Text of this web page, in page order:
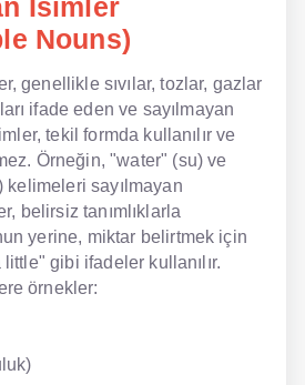
İsimler
Nouns)
genellikle sıvılar, tozlar, gazlar
ifade eden ve sayılmayan
tekil formda kullanılır ve
Örneğin, "water" (su) ve
sayılmayan
belirsiz tanımlıklarla
yerine, miktar belirtmek için
gibi ifadeler kullanılır.
örnekler: